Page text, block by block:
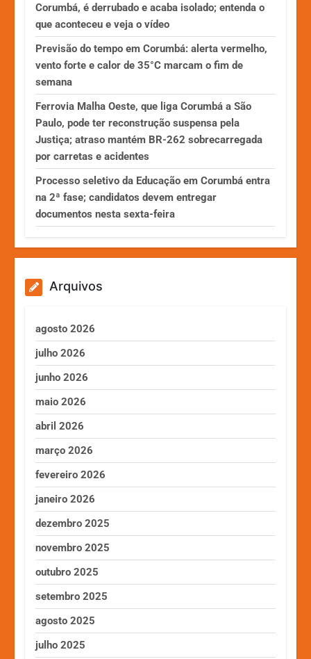
Corumbá, é derrubado e acaba isolado; entenda o
que aconteceu e veja o vídeo
Previsão do tempo em Corumbá: alerta vermelho,
vento forte e calor de 35°C marcam o fim de
semana
Ferrovia Malha Oeste, que liga Corumbá a São
Paulo, pode ter reconstrução suspensa pela
Justiça; atraso mantém BR-262 sobrecarregada
por carretas e acidentes
Processo seletivo da Educação em Corumbá entra
na 2ª fase; candidatos devem entregar
documentos nesta sexta-feira
Arquivos
agosto 2026
julho 2026
junho 2026
maio 2026
abril 2026
março 2026
fevereiro 2026
janeiro 2026
dezembro 2025
novembro 2025
outubro 2025
setembro 2025
agosto 2025
julho 2025